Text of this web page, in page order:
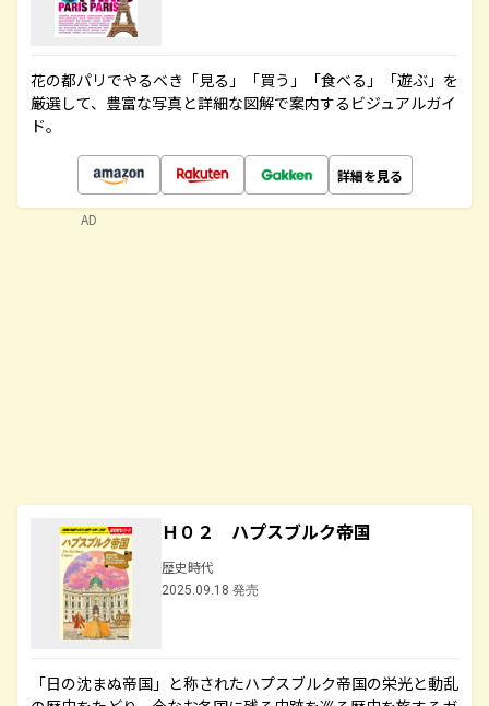
花の都パリでやるべき「見る」「買う」「食べる」「遊ぶ」を
厳選して、豊富な写真と詳細な図解で案内するビジュアルガイ
ド。
詳細を見る
Ｈ０２ ハプスブルク帝国
歴史時代
2025.09.18 発売
「日の沈まぬ帝国」と称されたハプスブルク帝国の栄光と動乱
AD